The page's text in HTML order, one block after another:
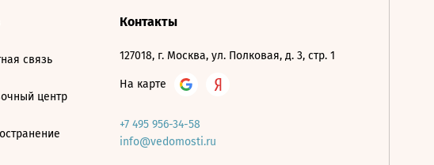
связь
центр
Контакты
127018, г. Москва, ул. Полковая, д. 3, стр. 1
На карте
+7 495 956-34-58
info@vedomosti.ru